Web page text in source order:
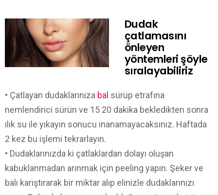
Dudak
çatlamasını
önleyen
yöntemleri şöyle
sıralayabiliriz
• Çatlayan dudaklarınıza bal sürüp etrafına
nemlendirici sürün ve 15 20 dakika bekledikten sonra
ılık su ile yıkayın sonucu inanamayacaksınız. Haftada
2 kez bu işlemi tekrarlayın.
• Dudaklarınızda ki çatlaklardan dolayı oluşan
kabuklanmadan arınmak için peeling yapın. Şeker ve
balı karıştırarak bir miktar alıp elinizle dudaklarınızı